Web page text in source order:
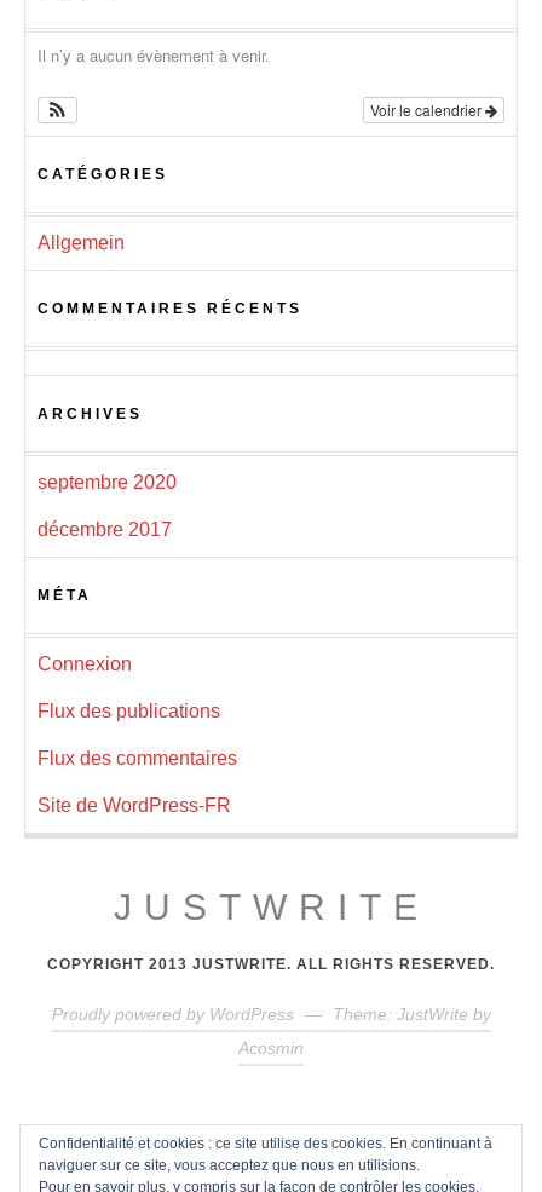
Il n’y a aucun évènement à venir.
Voir le calendrier
CATÉGORIES
Allgemein
COMMENTAIRES RÉCENTS
ARCHIVES
septembre 2020
décembre 2017
MÉTA
Connexion
Flux des publications
Flux des commentaires
Site de WordPress-FR
JUSTWRITE
COPYRIGHT 2013 JUSTWRITE. ALL RIGHTS RESERVED.
Proudly powered by WordPress —
Theme: JustWrite by
Acosmin
Confidentialité et cookies : ce site utilise des cookies. En continuant à
naviguer sur ce site, vous acceptez que nous en utilisions.
Pour en savoir plus, y compris sur la façon de contrôler les cookies,